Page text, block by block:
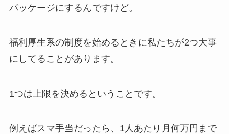
パッケージにするんですけど。
福利厚生系の制度を始めるときに私たちが2つ大事
にしてることがあります。
1つは上限を決めるということです。
例えばスマ手当だったら、1人あたり月何万円まで